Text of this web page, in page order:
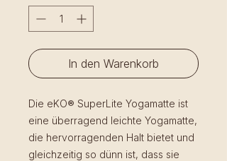
In den Warenkorb
Die eKO® SuperLite Yogamatte ist
eine überragend leichte Yogamatte,
die hervorragenden Halt bietet und
gleichzeitig so dünn ist, dass sie